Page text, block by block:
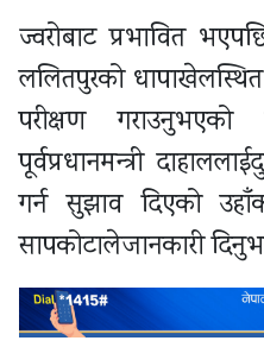
ज्वरोबाट प्रभावित
ललितपुरको
परीक्षण
पूर्वप्रधानमन्त्री
गर्न सुझाव दिएको
सापकोटालेजानकारी